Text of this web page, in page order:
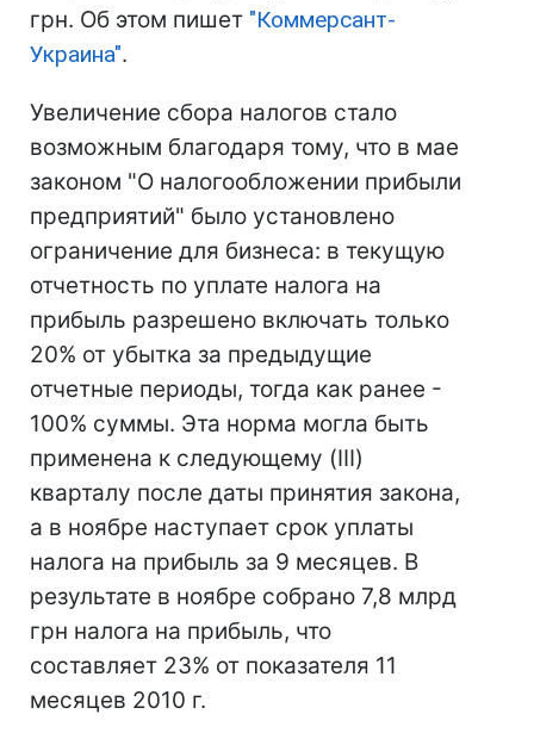
грн. Об этом пишет "Коммерсант-
Украина".
Увеличение сбора налогов стало
возможным благодаря тому, что в мае
законом "О налогообложении прибыли
предприятий" было установлено
ограничение для бизнеса: в текущую
отчетность по уплате налога на
прибыль разрешено включать только
20% от убытка за предыдущие
отчетные периоды, тогда как ранее -
100% суммы. Эта норма могла быть
применена к следующему (III)
кварталу после даты принятия закона,
а в ноябре наступает срок уплаты
налога на прибыль за 9 месяцев. В
результате в ноябре собрано 7,8 млрд
грн налога на прибыль, что
составляет 23% от показателя 11
месяцев 2010 г.